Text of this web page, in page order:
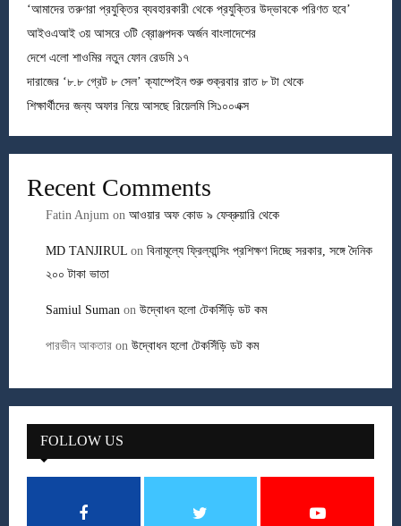
‘আমাদের তরুণরা প্রযুক্তির ব্যবহারকারী থেকে প্রযুক্তির উদ্ভাবকে পরিণত হবে’
আইওএআই ৩য় আসরে ৩টি ব্রোঞ্জপদক অর্জন বাংলাদেশের
দেশে এলো শাওমির নতুন ফোন রেডমি ১৭
দারাজের ‘৮.৮ গ্রেট ৮ সেল’ ক্যাম্পেইন শুরু শুক্রবার রাত ৮ টা থেকে
শিক্ষার্থীদের জন্য অফার নিয়ে আসছে রিয়েলমি সি১০০এক্স
Recent Comments
Fatin Anjum on আওয়ার অফ কোড ৯ ফেব্রুয়ারি থেকে
MD TANJIRUL on বিনামূল্যে ফ্রিল্যান্সিং প্রশিক্ষণ দিচ্ছে সরকার, সঙ্গে দৈনিক
২০০ টাকা ভাতা
Samiul Suman on উদ্বোধন হলো টেকসিঁড়ি ডট কম
পারভীন আকতার on উদ্বোধন হলো টেকসিঁড়ি ডট কম
FOLLOW US